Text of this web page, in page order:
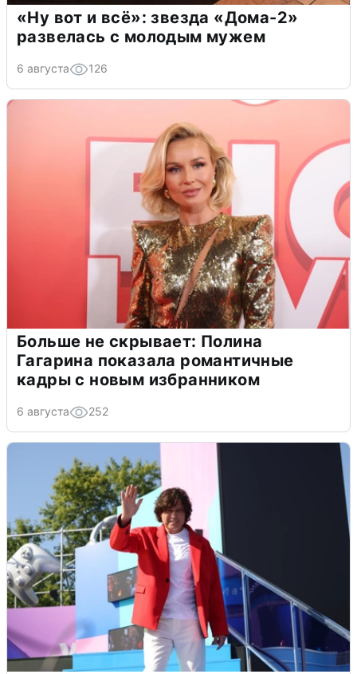
«Ну вот и всё»: звезда «Дома-2»
развелась с молодым мужем
6 августа 126
Больше не скрывает: Полина
Гагарина показала романтичные
кадры с новым избранником
6 августа 252